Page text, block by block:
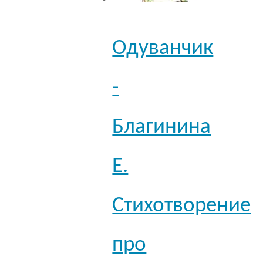
Одуванчик
-
Благинина
Е.
Стихотворение
про